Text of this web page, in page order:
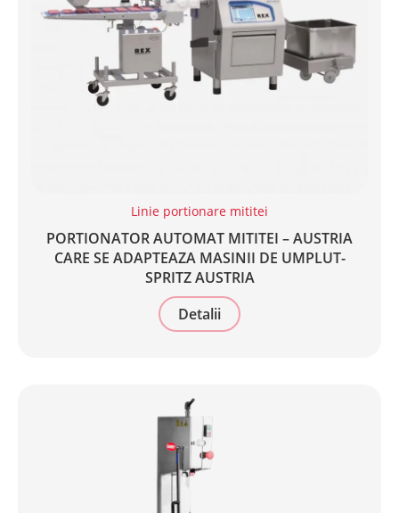
Linie portionare mititei
PORTIONATOR AUTOMAT MITITEI – AUSTRIA
CARE SE ADAPTEAZA MASINII DE UMPLUT-
SPRITZ AUSTRIA
Detalii